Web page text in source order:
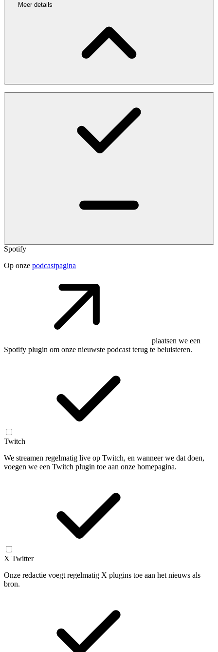
Meer details
Spotify
Op onze podcastpagina
plaatsen we een
Spotify plugin om onze nieuwste podcast terug te beluisteren.
Twitch
We streamen regelmatig live op Twitch, en wanneer we dat doen,
voegen we een Twitch plugin toe aan onze homepagina.
X Twitter
Onze redactie voegt regelmatig X plugins toe aan het nieuws als
bron.